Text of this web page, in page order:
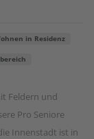
in Residenz
Feldern und
Pro Seniore
Innenstadt ist in